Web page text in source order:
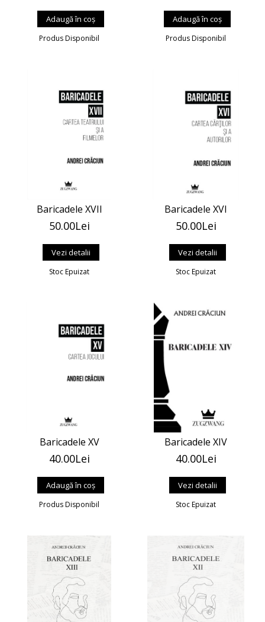
Produs Disponibil Produs Disponibil
Baricadele XVII
50.00Lei
Vezi detalii
Stoc Epuizat
Baricadele XVI
50.00Lei
Vezi detalii
Stoc Epuizat
Baricadele XV
40.00Lei
Produs Disponibil
Baricadele XIV
40.00Lei
Vezi detalii
Stoc Epuizat